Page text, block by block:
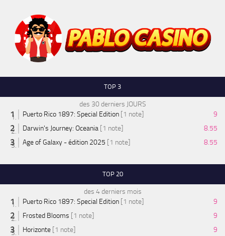
TOP 3
des 30 derniers JOURS
Puerto Rico 1897: Special Edition [1 note]
9
Darwin's Journey: Oceania [1 note]
8.55
Age of Galaxy - édition 2025 [1 note] 8.55
TOP 20
des 4 derniers mois
Puerto Rico 1897: Special Edition [1 note]
9
Frosted Blooms [1 note]
9
Horizonte [1 note]
9